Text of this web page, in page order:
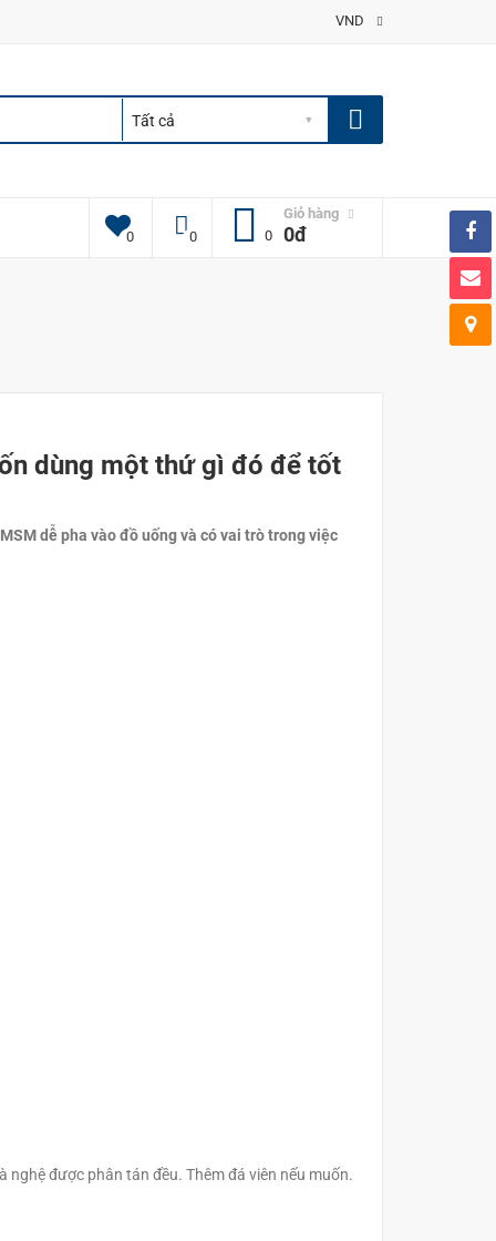
VND
0 0
Giỏ hàng
0
0đ
dùng một thứ gì đó để tốt
dễ pha vào đồ uống và có vai trò trong việc
được phân tán đều. Thêm đá viên nếu muốn.